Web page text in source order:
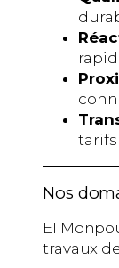
tarifs
Nos
EI
travaux